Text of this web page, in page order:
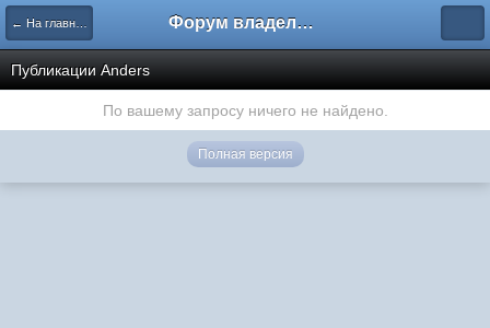
← На главную Форум владельцев интернет-магазинов
Публикации Anders
По вашему запросу ничего не найдено.
Полная версия